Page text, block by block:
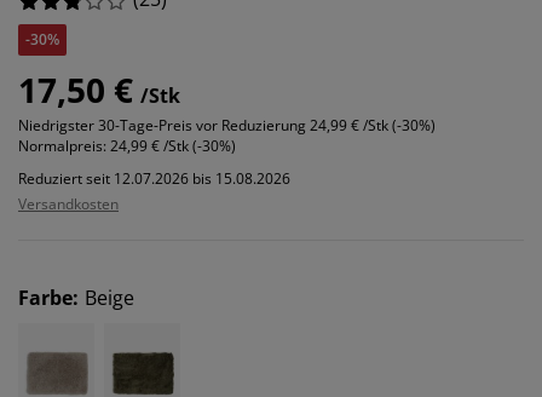
-30%
17,50 € /Stk
Niedrigster 30-Tage-Preis vor Reduzierung24,99 € /Stk (-30%)
Normalpreis: 24,99 € /Stk (-30%)
Reduziert seit 12.07.2026 bis 15.08.2026
Versandkosten
Farbe: Beige